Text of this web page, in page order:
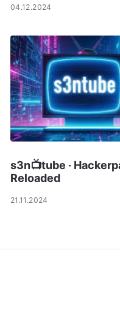
04.12.2024
s3n📺tube ·
Reloaded
21.11.2024